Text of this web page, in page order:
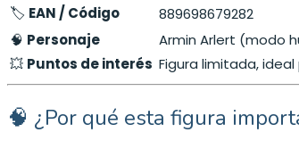
🏷️ EAN / Código
889698679282
🧠 Personaje
Armin Arlert (modo
💥 Puntos de interés Figura limitada,
🧠 ¿Por qué esta figura